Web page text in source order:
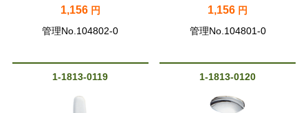
1,156 円
管理No.104802-0
1,156 円
管理No.104801-0
1-1813-0119 1-1813-0120